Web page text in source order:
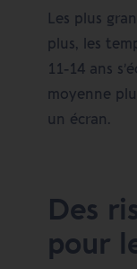
Les plus
plus, les
11-14 ans
moyenne
un écran.
Des
pour